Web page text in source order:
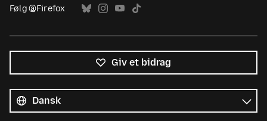
Følg @Firefox
Giv et bidrag
sprog
Sprog